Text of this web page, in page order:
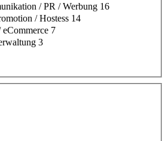
/ PR / Werbung 16
/ Hostess 14
7
3